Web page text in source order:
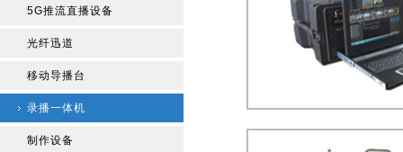
5G推流直播设备
光纤迅道
移动导播台
录播一体机
制作设备